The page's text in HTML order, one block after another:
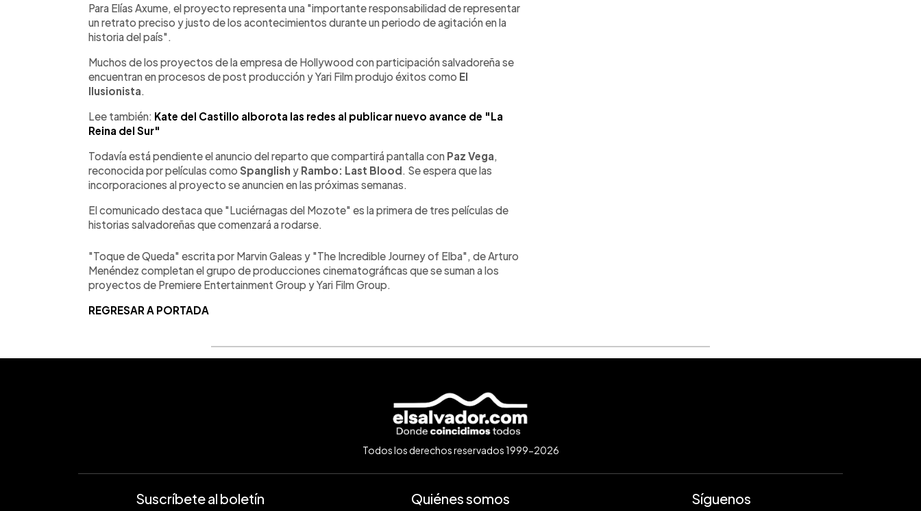
Para Elías Axume, el proyecto representa una "importante responsabilidad de representar
un retrato preciso y justo de los acontecimientos durante un periodo de agitación en la
historia del país".
Muchos de los proyectos de la empresa de Hollywood con participación salvadoreña se
encuentran en procesos de post producción y Yari Film produjo éxitos como El
Ilusionista
Lee también: Kate del Castillo alborota las redes al publicar nuevo avance de "La
Reina del Sur"
Todavía está pendiente el anuncio del reparto que compartirá pantalla con Paz Vega
reconocida por películas como Spanglish y Rambo: Last Blood . Se espera que las
incorporaciones al proyecto se anuncien en las próximas semanas.
El comunicado destaca que "Luciérnagas del Mozote" es la primera de tres películas de
historias salvadoreñas que comenzará a rodarse.
"Toque de Queda" escrita por Marvin Galeas y "The Incredible Journey of Elba", de Arturo
Menéndez completan el grupo de producciones cinematográficas que se suman a los
proyectos de Premiere Entertainment Group y Yari Film Group.
REGRESAR A PORTADA
Todos los derechos reservados 1999-2026
Suscríbete al boletín Quiénes somos Síguenos